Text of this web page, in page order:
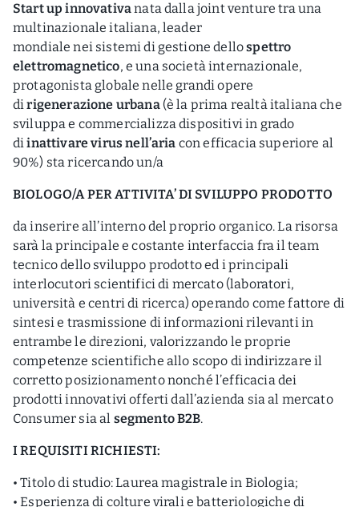
Start up innovativanata dalla joint venture tra una
multinazionale italiana, leader
mondiale nei sistemi di gestione dellospettro
elettromagnetico, e una società internazionale,
protagonista globale nelle grandi opere
dirigenerazione urbana(è la prima realtà italiana che
sviluppa e commercializza dispositivi in grado
diinattivare virus nell’aria con efficacia superiore al
90%) sta ricercando un/a
BIOLOGO/A PER ATTIVITA’ DI SVILUPPO PRODOTTO
da inserire all’interno del proprio organico. La risorsa
sarà la principale e costante interfaccia fra il team
tecnico dello sviluppo prodotto ed i principali
interlocutori scientifici di mercato (laboratori,
università e centri di ricerca) operando come fattore di
sintesi e trasmissione di informazioni rilevanti in
entrambe le direzioni, valorizzando le proprie
competenze scientifiche allo scopo di indirizzare il
corretto posizionamento nonché l’efficacia dei
prodotti innovativi offerti dall’azienda sia al mercato
Consumer sia al segmento B2B.
I REQUISITI RICHIESTI:
• Titolo di studio: Laurea magistrale in Biologia;
• Esperienza di colture virali e batteriologiche di